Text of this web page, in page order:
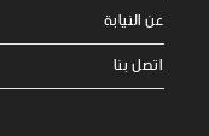
عن النيابة
اتصل بنا